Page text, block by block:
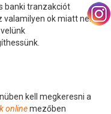
banki tranzakciót
valamilyen ok miatt nem
kell megkeresni a
onlinemezőben